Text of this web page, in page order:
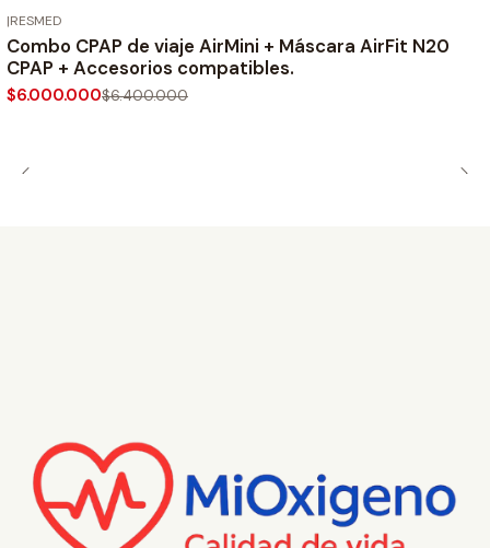
Máscara AirFit P10 (SKU Medium: 63501, Small: 63503, Large:
63502)
Documentos:
GUIA PARA EL PACIENTE CPAP AIRMINI_ESPANOL
-6%OFF
|RESMED
Combo CPAP de viaje AirMini + Máscara AirFit N20
CPAP + Accesorios compatibles.
$6.000.000$6.400.000